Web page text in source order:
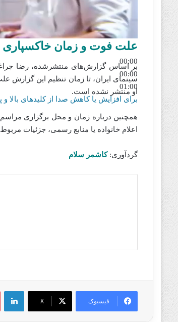
00:00
00:00
01:00
برای افزایش یا کاهش صدا از کلیدهای بالا و
علت فوت و زمان
بر اساس گزارش‌های منتشرشده، رضا
سینمای ایران، تا زمان تنظیم این گزارش
او منتشر نشده است.
همچنین درباره زمان و محل برگزاری
اعلام خانواده یا منابع رسمی، جزئیات
گردآوری:کاشمر سلام
فیسبوک X